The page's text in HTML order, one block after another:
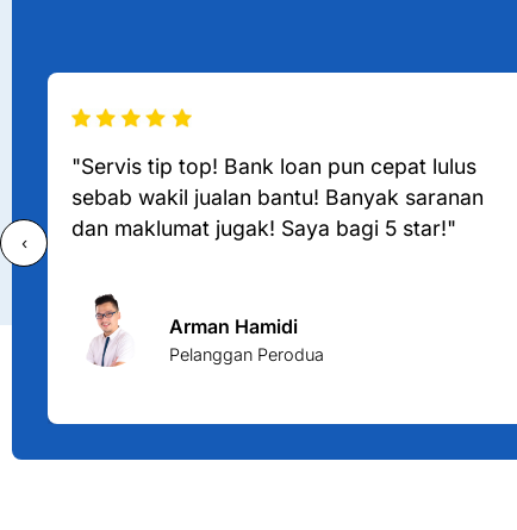
"Servis tip top! Bank loan pun cepat lulus
sebab wakil jualan bantu! Banyak saranan
dan maklumat jugak! Saya bagi 5 star!"
Arman Hamidi
Pelanggan Perodua
‹